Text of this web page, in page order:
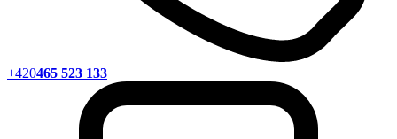
+420465 523 133